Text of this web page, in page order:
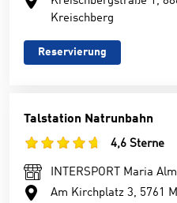
Kreischberg
Reservierung
Talstation Natrunbahn
4,6 Sterne
INTERSPORT Maria Alm
Am Kirchplatz 3, 5761